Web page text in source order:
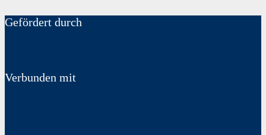
Gefördert durch
Verbunden mit